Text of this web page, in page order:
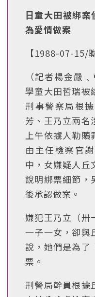
日童大田被綁
為愛情做案
【1988-07-15/
（記者楊金嚴
學童大田哲瑞被
刑事警察局根
芳、王乃立兩名
上午依擄人勒
由主任檢察官
中，女嫌疑人丘
說明綁票細節，
後承認做案。
嫌犯王乃立（卅
一子一女，卻與
說，她們是為了
票。
刑警局幹員根據